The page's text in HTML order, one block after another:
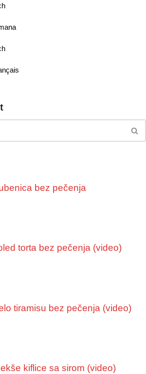
bez pečenja
torta bez pečenja (video)
tiramisu bez pečenja (video)
kiflice sa sirom (video)